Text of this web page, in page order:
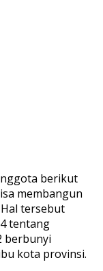
berikut
membangun
tersebut
tentang
berbunyi
kota provinsi.